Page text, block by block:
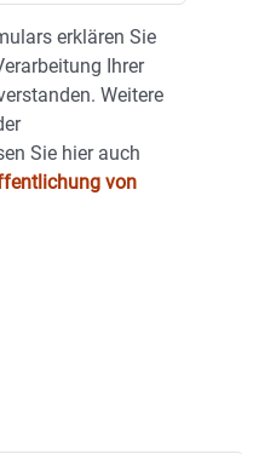
erklären Sie
Ihrer
Weitere
Sie hier auch
von